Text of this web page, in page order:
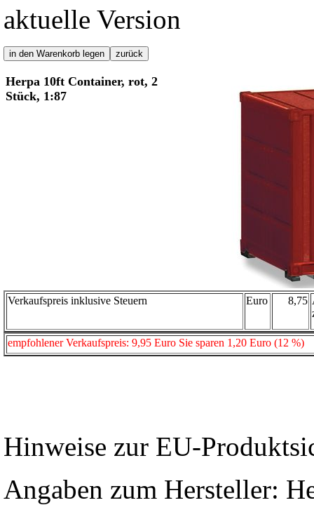
aktuelle Version
Herpa 10ft Container, rot, 2
Stück, 1:87
Verkaufspreis inklusive Steuern Euro 8,75
empfohlener Verkaufspreis: 9,95 Euro Sie sparen 1,20 Euro (12 %)
Hinweise zur EU-
Angaben zum Hersteller: